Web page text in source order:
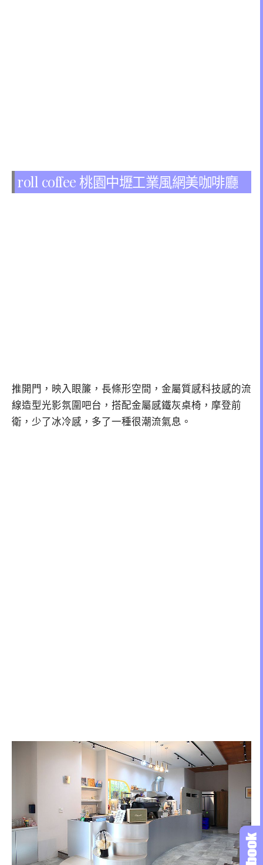
roll coffee 桃園中壢工業風網美咖啡廳
推開門，映入眼簾，長條形空間，金屬質感科技感的流
線造型光影氛圍吧台，搭配金屬感鐵灰桌椅，摩登前
衛，少了冰冷感，多了一種很潮流氣息。